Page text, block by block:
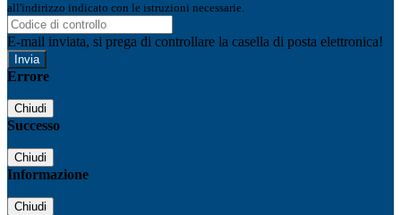
all'indirizzo indicato con le istruzioni necessarie.
E-mail inviata, si prega di controllare la casella di posta elettronica!
Errore
Chiudi
Successo
Chiudi
Informazione
Chiudi